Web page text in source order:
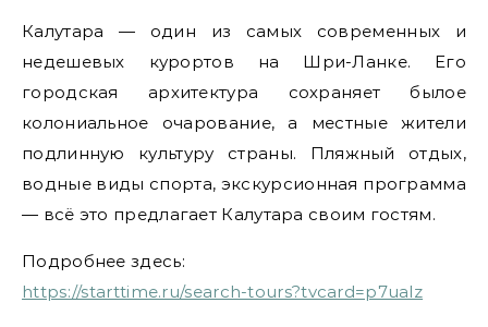
Калутара — один из самых современных и
недешевых курортов на Шри-Ланке. Его
городская архитектура сохраняет былое
колониальное очарование, а местные жители
подлинную культуру страны. Пляжный отдых,
водные виды спорта, экскурсионная программа
— всё это предлагает Калутара своим гостям.
Подробнее здесь:
https://starttime.ru/search-tours?tvcard=p7ualz